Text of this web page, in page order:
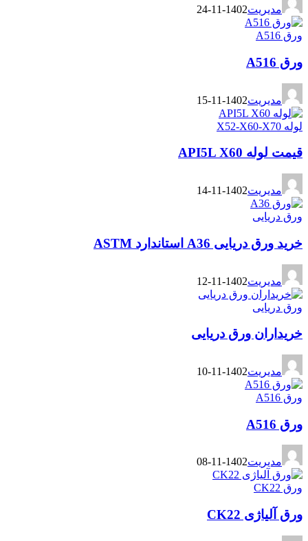
مدیریت1402-11-24
ورق A516
ورق A516
مدیریت1402-11-15
لوله X52-X60-X70
قیمت لوله API5L X60
مدیریت1402-11-14
ورق دریایی
خرید ورق دریایی A36 استاندارد ASTM
مدیریت1402-11-12
ورق دریایی
خریداران ورق دریایی
مدیریت1402-11-10
ورق A516
ورق A516
مدیریت1402-11-08
ورق CK22
ورق آلیاژی CK22